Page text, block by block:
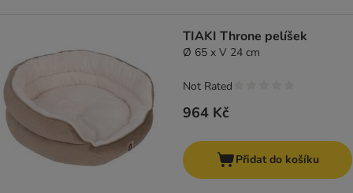
TIAKI Throne pelíšek
Ø 65 x V 24 cm
964 Kč
Not Rated
Přidat do košíku